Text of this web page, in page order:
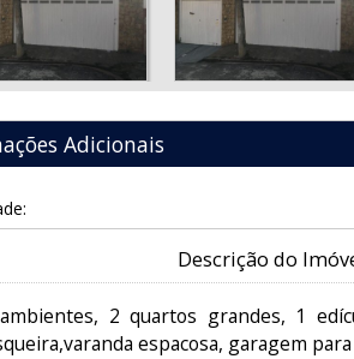
Adicionais
Descrição do
2 quartos grandes, 1
espacosa, garagem